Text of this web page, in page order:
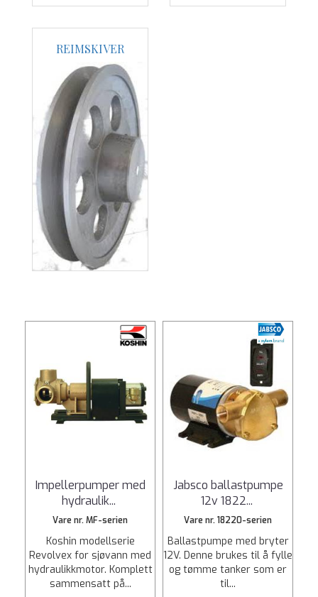
REIMSKIVER
Impellerpumper med
hydraulik...
Vare nr. MF-serien
Koshin modellserie
Revolvex for sjøvann med
hydraulikkmotor. Komplett
sammensatt på...
Jabsco ballastpumpe
12v 1822...
Vare nr. 18220-serien
Ballastpumpe med bryter
12V. Denne brukes til å fylle
og tømme tanker som er
til...